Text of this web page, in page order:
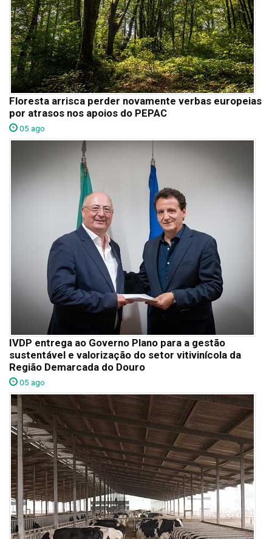
Floresta arrisca perder novamente verbas europeias
por atrasos nos apoios do PEPAC
05 ago
IVDP entrega ao Governo Plano para a gestão
sustentável e valorização do setor vitivinícola da
Região Demarcada do Douro
05 ago